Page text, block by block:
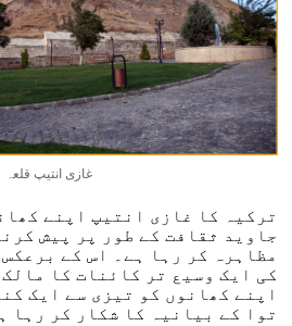
غازی انتیپ قلعہ
جاوید ثقافت کے طور پر پیش
مظاہرہ کر رہا ہے۔ اس کے
کی ایک وسیع تر کائنات کا
اپنے کھانوں کو تیزی سے ایک
توا کے بیانیہ کا شکار کر رہا